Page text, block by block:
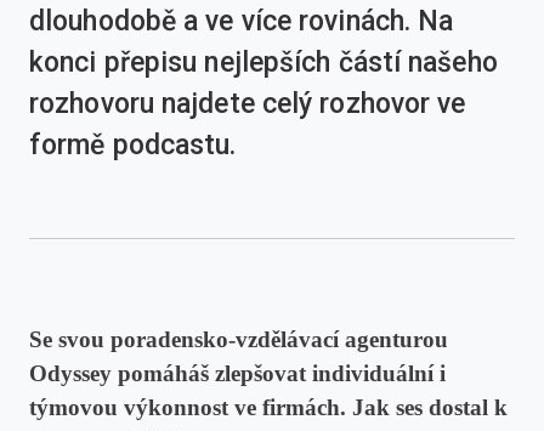
dlouhodobě a ve více rovinách. Na
konci přepisu nejlepších částí našeho
rozhovoru najdete celý rozhovor ve
formě podcastu.
Se svou poradensko-vzdělávací agenturou
Odyssey pomáháš zlepšovat individuální i
týmovou výkonnost ve firmách. Jak ses dostal k